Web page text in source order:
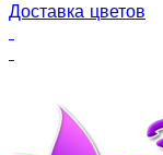
Доставка цветов